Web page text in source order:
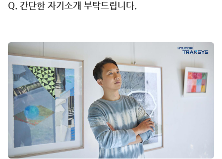
Q. 간단한 자기소개 부탁드립니다.